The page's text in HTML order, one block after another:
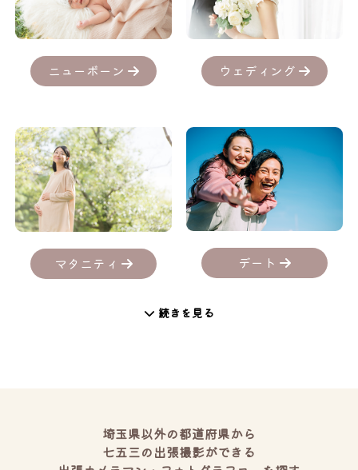
ニューボーン ウェディング
マタニティ デート
続きを見る
埼玉県以外の都道府県から
七五三の出張撮影ができる